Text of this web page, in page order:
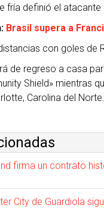
fría definió el
Brasil supera a
con goles de
de regreso a casa
Shield» mientras
Carolina del Norte.
firma un contrato
City de Guardiola